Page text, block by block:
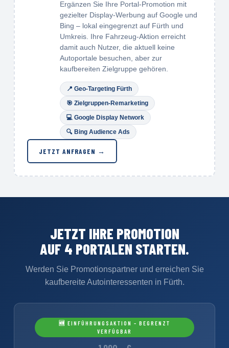
Ergänzen Sie Ihre Portal-Promotion mit
gezielter Display-Werbung auf Google und
Bing – lokal eingegrenzt auf Fürth und
Umkreis. Ihre Fahrzeug-Aktion erreicht
damit auch Nutzer, die aktuell keine
Autoportale besuchen, aber zur
kaufbereiten Zielgruppe gehören.
📍 Geo-Targeting Fürth
🎯 Zielgruppen-Remarketing
💻 Google Display Network
🔍Bing Audience Ads
JETZT ANFRAGEN →
JETZT IHRE PROMOTION
AUF 4 PORTALEN STARTEN.
Werden Sie Promotionspartner und erreichen Sie
kaufbereite Autointeressenten in Fürth.
🆕 EINFÜHRUNGSAKTION – BEGRENZT
VERFÜGBAR